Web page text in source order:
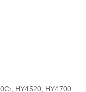
HY4520, HY4700